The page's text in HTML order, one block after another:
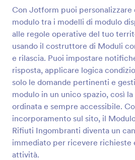
Con Jotform puoi personalizzare
modulo tra i modelli di modulo
alle regole operative del tuo
usando il costruttore di Moduli
e rilascia. Puoi impostare
risposta, applicare logica
solo le domande pertinenti e
modulo in un unico spazio, così
ordinata e sempre accessibile.
incorporamento sul sito, il
Rifiuti Ingombranti diventa un
immediato per ricevere richieste
attività.
Modulo Di Richiesta
Il Modulo di Richiesta Materiale
costruttori, architetti, direttori
gestori immobiliari per richiedere
forniture o utensili per un
Go to Category:
Moduli Aziendali